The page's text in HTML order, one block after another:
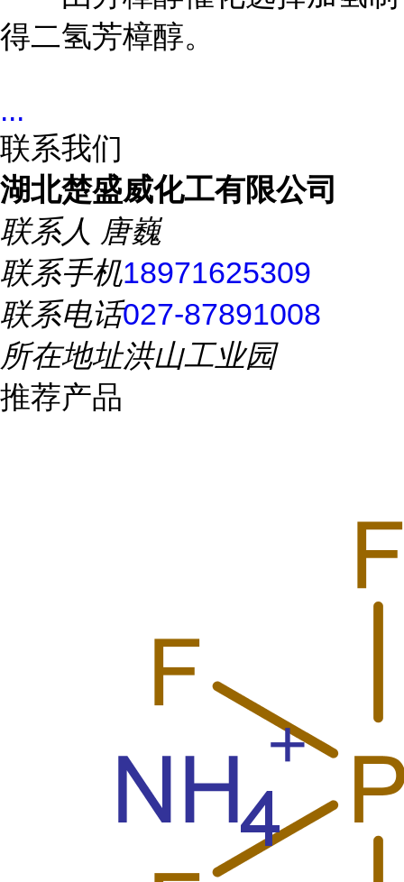
得二氢芳樟醇。
...
联系我们
湖北楚盛威化工有限公司
联系人 唐巍
联系手机18971625309
联系电话027-87891008
所在地址洪山工业园
推荐产品